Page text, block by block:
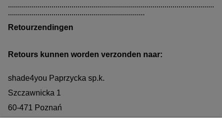
........................................................................................................
.....................................................................
Retourzendingen
Retours kunnen worden verzonden naar:
shade4you Paprzycka sp.k.
Szczawnicka 1
60-471 Poznań